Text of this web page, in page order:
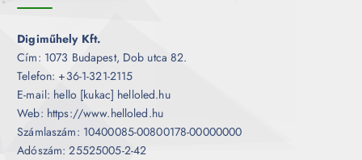
Digiműhely Kft.
Cím: 1073 Budapest, Dob utca 82.
Telefon: +36-1-321-2115
E-mail: hello [kukac] helloled.hu
Web: https://www.helloled.hu
Számlaszám: 10400085-00800178-00000000
Adószám: 25525005-2-42